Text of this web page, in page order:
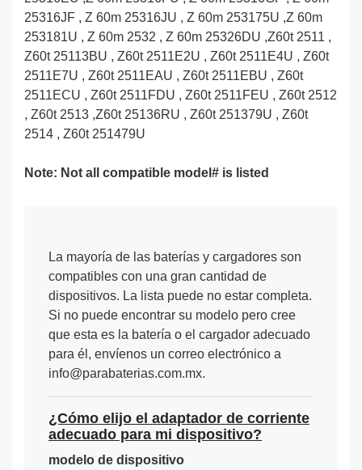
25316JF , Z 60m 25316JU , Z 60m 253175U ,Z 60m
253181U , Z 60m 2532 , Z 60m 25326DU ,Z60t 2511 ,
Z60t 25113BU , Z60t 2511E2U , Z60t 2511E4U , Z60t
2511E7U , Z60t 2511EAU , Z60t 2511EBU , Z60t
2511ECU , Z60t 2511FDU , Z60t 2511FEU , Z60t 2512
, Z60t 2513 ,Z60t 25136RU , Z60t 251379U , Z60t
2514 , Z60t 251479U
Note: Not all compatible model# is listed
La mayoría de las baterías y cargadores son
compatibles con una gran cantidad de
dispositivos. La lista puede no estar completa.
Si no puede encontrar su modelo pero cree
que esta es la batería o el cargador adecuado
para él, envíenos un correo electrónico a
info@parabaterias.com.mx.
¿Cómo elijo el adaptador de corriente
adecuado para mi dispositivo?
modelo de dispositivo